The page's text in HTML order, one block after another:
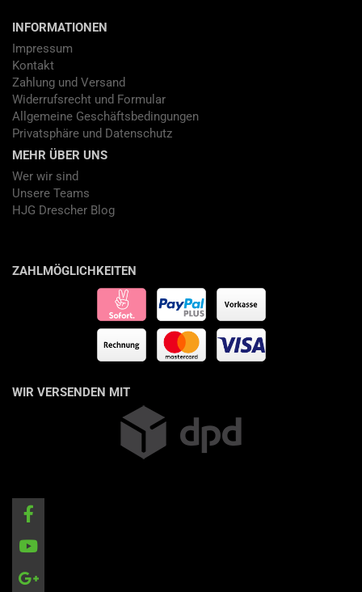
INFORMATIONEN
Impressum
Kontakt
Zahlung und Versand
Widerrufsrecht und Formular
Allgemeine Geschäftsbedingungen
Privatsphäre und Datenschutz
MEHR ÜBER UNS
Wer wir sind
Unsere Teams
HJG Drescher Blog
ZAHLMÖGLICHKEITEN
WIR VERSENDEN MIT